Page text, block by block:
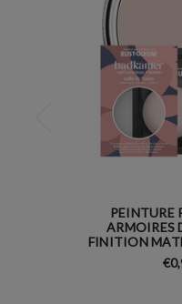
PEINTURE
ARMOIRES
FINITION